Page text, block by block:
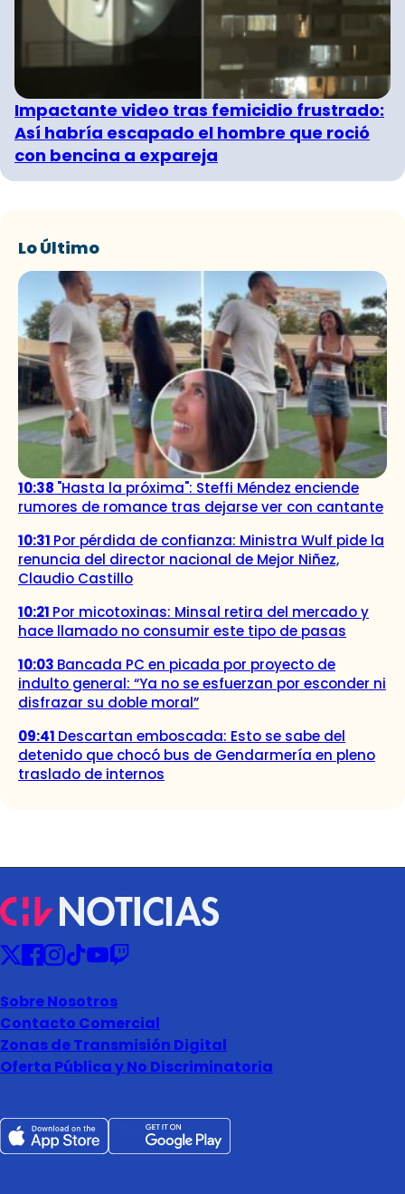
Impactante video tras femicidio frustrado:
Así habría escapado el hombre que roció
con bencina a expareja
Lo Último
10:38 "Hasta la próxima": Steffi Méndez enciende
rumores de romance tras dejarse ver con cantante
10:31 Por pérdida de confianza: Ministra Wulf pide la
renuncia del director nacional de Mejor Niñez,
Claudio Castillo
10:21 Por micotoxinas: Minsal retira del mercado y
hace llamado no consumir este tipo de pasas
10:03 Bancada PC en picada por proyecto de
indulto general: “Ya no se esfuerzan por esconder ni
disfrazar su doble moral”
09:41 Descartan emboscada: Esto se sabe del
detenido que chocó bus de Gendarmería en pleno
traslado de internos
Sobre Nosotros
Contacto Comercial
Zonas de Transmisión Digital
Oferta Pública y No Discriminatoria